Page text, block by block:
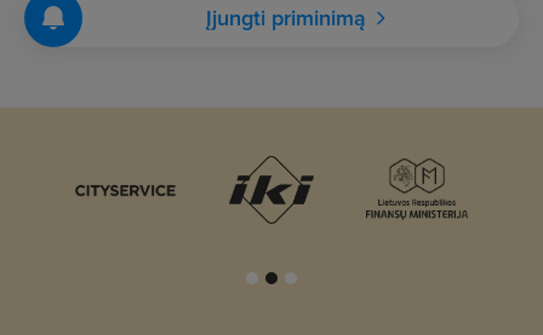
Įjungti priminimą